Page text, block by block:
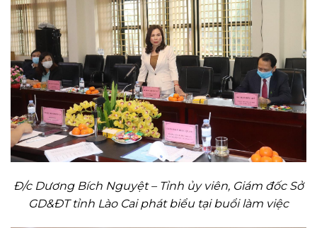
Đ/c Dương Bích Nguyệt – Tỉnh ủy viên, Giám đốc Sở
GD&ĐT tỉnh Lào Cai phát biểu tại buổi làm việc